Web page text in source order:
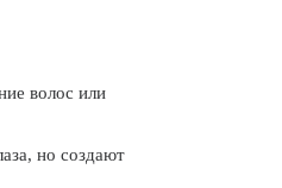
волос или
но создают